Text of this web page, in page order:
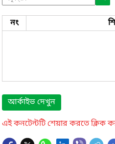
নং
আর্কাইভ দেখুন
এই কনটেন্টটি শেয়ার করতে ক্লিক